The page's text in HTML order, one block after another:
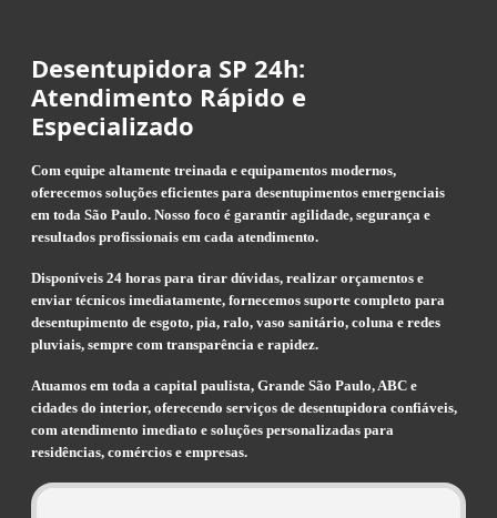
Desentupidora SP 24h:
Atendimento Rápido e
Especializado
Com equipe altamente treinada e equipamentos modernos,
oferecemos soluções eficientes para desentupimentos emergenciais
em toda São Paulo. Nosso foco é garantir agilidade, segurança e
resultados profissionais em cada atendimento.
Disponíveis 24 horas para tirar dúvidas, realizar orçamentos e
enviar técnicos imediatamente, fornecemos suporte completo para
desentupimento de esgoto, pia, ralo, vaso sanitário, coluna e redes
pluviais, sempre com transparência e rapidez.
Atuamos em toda a capital paulista, Grande São Paulo, ABC e
cidades do interior, oferecendo serviços de desentupidora confiáveis,
com atendimento imediato e soluções personalizadas para
residências, comércios e empresas.